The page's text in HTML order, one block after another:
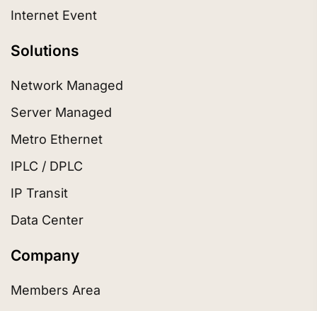
Internet Event
Solutions
Network Managed
Server Managed
Metro Ethernet
IPLC / DPLC
IP Transit
Data Center
Company
Members Area